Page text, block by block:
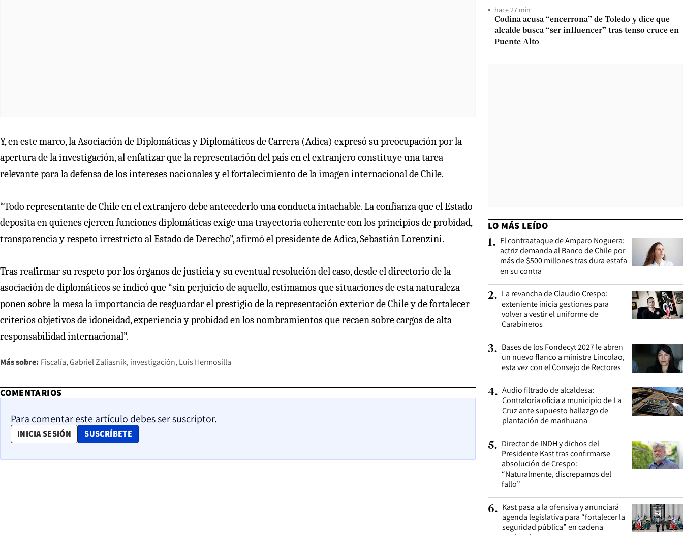
Y, en este marco, la Asociación de Diplomáticas y Diplomáticos de Carrera (Adica) expresó su preocupación por la
apertura de la investigación, al enfatizar que la representación del país en el extranjero constituye una tarea
relevante para la defensa de los intereses nacionales y el fortalecimiento de la imagen internacional de Chile.
“Todo representante de Chile en el extranjero debe antecederlo una conducta intachable. La confianza que el Estado
deposita en quienes ejercen funciones diplomáticas exige una trayectoria coherente con los principios de probidad,
transparencia y respeto irrestricto al Estado de Derecho”, afirmó el presidente de Adica, Sebastián Lorenzini.
Tras reafirmar su respeto por los órganos de justicia y su eventual resolución del caso, desde el directorio de la
asociación de diplomáticos se indicó que “sin perjuicio de aquello, estimamos que situaciones de esta naturaleza
ponen sobre la mesa la importancia de resguardar el prestigio de la representación exterior de Chile y de fortalecer
criterios objetivos de idoneidad, experiencia y probidad en los nombramientos que recaen sobre cargos de alta
responsabilidad internacional”.
Más sobre: Fiscalía Gabriel Zaliasnik investigación Luis Hermosilla
COMENTARIOS
Para comentar este artículo debes ser suscriptor.
INICIA SESIÓN SUSCRÍBETE
OPENS IN NEW WINDOW
hace 27 min
Codina acusa “encerrona” de Toledo y dice que
alcalde busca “ser influencer” tras tenso cruce en
Puente Alto
LO MÁS LEÍDO
1. El contraataque de Amparo Noguera:
actriz demanda al Banco de Chile por
más de $500 millones tras dura estafa
en su contra
2. La revancha de Claudio Crespo:
exteniente inicia gestiones para
volver a vestir el uniforme de
Carabineros
3. Bases de los Fondecyt 2027 le abren
un nuevo flanco a ministra Lincolao,
esta vez con el Consejo de Rectores
4. Audio filtrado de alcaldesa:
Contraloría oficia a municipio de La
Cruz ante supuesto hallazgo de
plantación de marihuana
5. Director de INDH y dichos del
Presidente Kast tras confirmarse
absolución de Crespo:
“Naturalmente, discrepamos del
fallo”
6. Kast pasa a la ofensiva y anunciará
agenda legislativa para “fortalecer la
seguridad pública” en cadena